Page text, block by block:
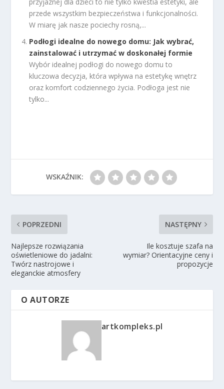
przede wszystkim bezpieczeństwa i funkcjonalności.
W miarę jak nasze pociechy rosną,...
Podłogi idealne do nowego domu: Jak wybrać,
zainstalować i utrzymać w doskonałej formie
Wybór idealnej podłogi do nowego domu to
kluczowa decyzja, która wpływa na estetykę wnętrz
oraz komfort codziennego życia. Podłoga jest nie
tylko...
WSKAŹNIK:
POPRZEDNI
Najlepsze rozwiązania
oświetleniowe do jadalni:
Twórz nastrojowe i
eleganckie atmosfery
NASTĘPNY
Ile kosztuje szafa na
wymiar? Orientacyjne ceny i
propozycje
O AUTORZE
artkompleks.pl